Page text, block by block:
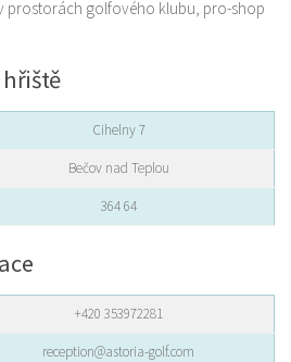
prostorách golfového klubu, pro-shop
Cihelny 7
Bečov nad Teplou
364 64
+420 353972281
reception@astoria-golf.com